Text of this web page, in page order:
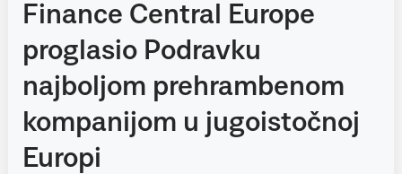
Finance Central Europe
proglasio Podravku
najboljom prehrambenom
kompanijom u jugoistočnoj
Europi